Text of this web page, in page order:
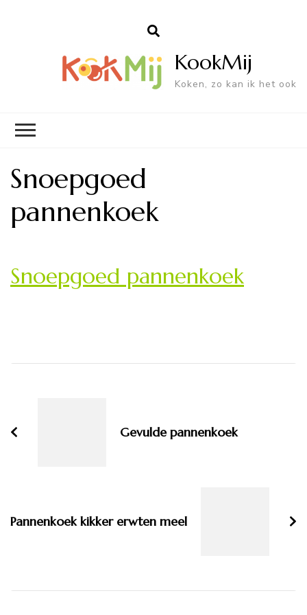
KookMij
Koken, zo kan ik het ook
Snoepgoed
pannenkoek
Snoepgoed pannenkoek
Gevulde pannenkoek
Pannenkoek kikker erwten meel